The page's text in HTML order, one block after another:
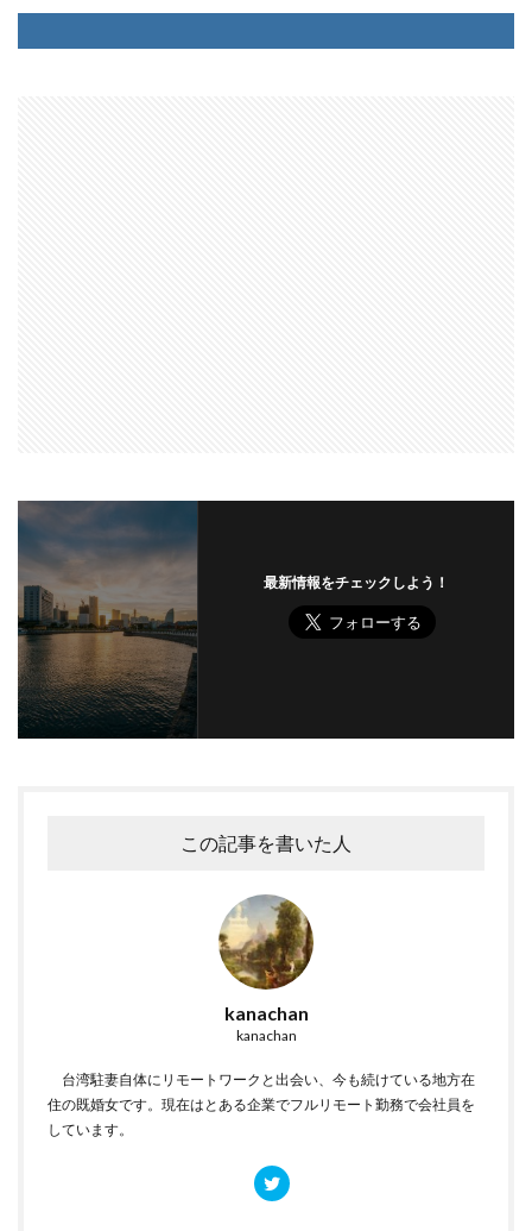
最新情報をチェックしよう！
この記事を書いた人
kanachan
kanachan
台湾駐妻自体にリモートワークと出会い、今も続けている地方在
住の既婚女です。現在はとある企業でフルリモート勤務で会社員を
しています。